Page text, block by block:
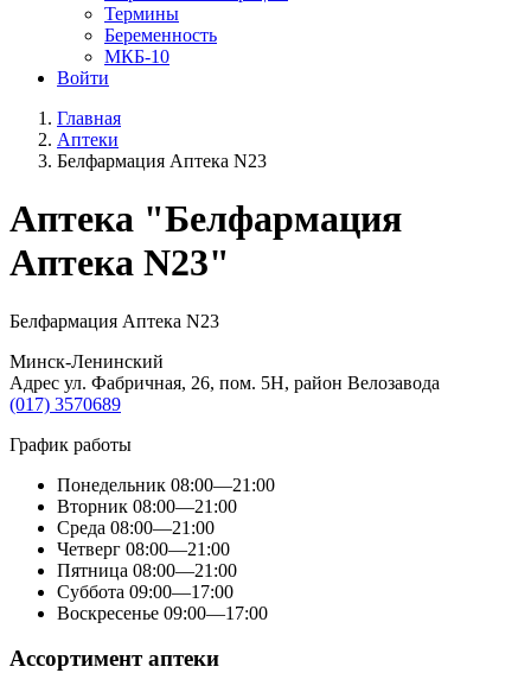
Термины
Беременность
МКБ-10
Войти
Главная
Аптеки
Белфармация Аптека N23
Aптека "Белфармация
Аптека N23"
Белфармация Аптека N23
Минск-Ленинский
Адрес ул. Фабричная, 26, пом. 5Н, район Велозавода
(017) 3570689
График работы
Понедельник 08:00—21:00
Вторник 08:00—21:00
Среда 08:00—21:00
Четверг 08:00—21:00
Пятница 08:00—21:00
Суббота 09:00—17:00
Воскресенье 09:00—17:00
Ассортимент аптеки